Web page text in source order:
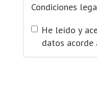
Condiciones
He leído y
datos acorde